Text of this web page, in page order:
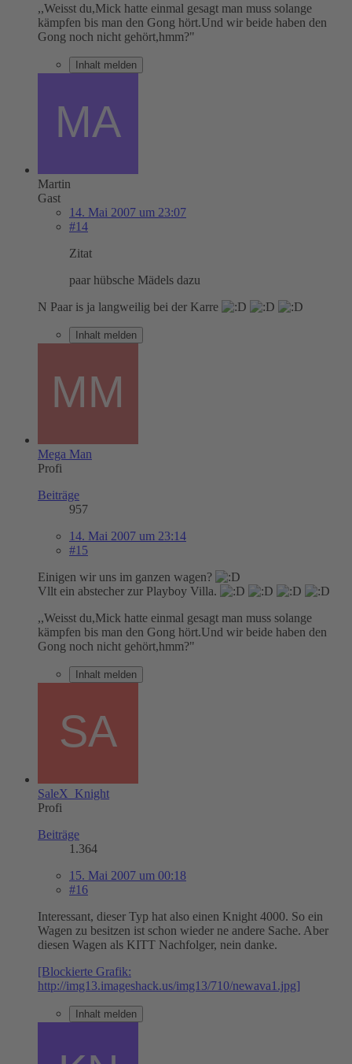
,,Weisst du,Mick hatte einmal gesagt man muss solange
kämpfen bis man den Gong hört.Und wir beide haben den
Gong noch nicht gehört,hmm?"
Inhalt melden
Martin
Gast
14. Mai 2007 um 23:07
#14
Zitat
paar hübsche Mädels dazu
N Paar is ja langweilig bei der Karre
Inhalt melden
Mega Man
Profi
Beiträge
957
14. Mai 2007 um 23:14
#15
Einigen wir uns im ganzen wagen?
Vllt ein abstecher zur Playboy Villa.
,,Weisst du,Mick hatte einmal gesagt man muss solange
kämpfen bis man den Gong hört.Und wir beide haben den
Gong noch nicht gehört,hmm?"
Inhalt melden
SaleX_Knight
Profi
Beiträge
1.364
15. Mai 2007 um 00:18
#16
Interessant, dieser Typ hat also einen Knight 4000. So ein
Wagen zu besitzen ist schon wieder ne andere Sache. Aber
diesen Wagen als KITT Nachfolger, nein danke.
[Blockierte Grafik:
http://img13.imageshack.us/img13/710/newava1.jpg]
Inhalt melden